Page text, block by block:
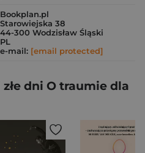
Bookplan.pl
Starowiejska 38
44-300 Wodzisław Śląski
PL
e-mail: [email protected]
dni O traumie dla